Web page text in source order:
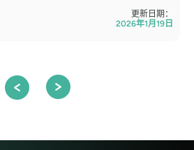
更新日期：
2026年1月19日